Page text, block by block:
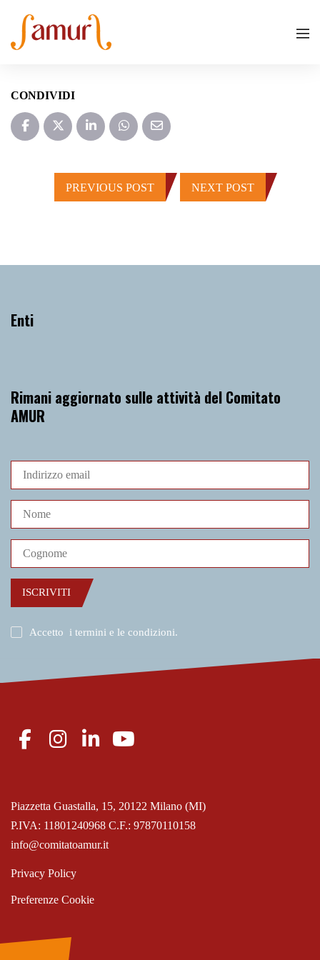
CONDIVIDI
PREVIOUS POST NEXT POST
Enti
Rimani aggiornato sulle attività del Comitato
AMUR
ISCRIVITI
Accetto i termini e le condizioni.
P.IVA: 11801240968 C.F.: 97870110158
Piazzetta Guastalla, 15, 20122 Milano (MI)
info@comitatoamur.it
Privacy Policy
Preferenze Cookie